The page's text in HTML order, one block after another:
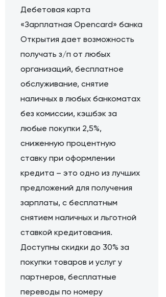
Дебетовая карта
«Зарплатная Opencard» банка
Открытия дает возможность
получать з/п от любых
организаций, бесплатное
обслуживание, снятие
наличных в любых банкоматах
без комиссии, кэшбэк за
любые покупки 2,5%,
сниженную процентную
ставку при оформлении
кредита – это одно из лучших
предложений для получения
зарплаты, с бесплатным
снятием наличных и льготной
ставкой кредитования.
Доступны скидки до 30% за
покупки товаров и услуг у
партнеров, бесплатные
переводы по номеру